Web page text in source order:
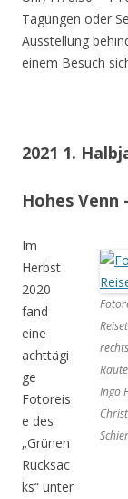
Tagungen oder
Ausstellung
einem Besuch
2021 1.
Hohes Venn
Ingo
Im
Herbst
2020
fand
eine
achttägi
ge
Fotoreis
e des
„Grünen
Rucksac
ks“ unter